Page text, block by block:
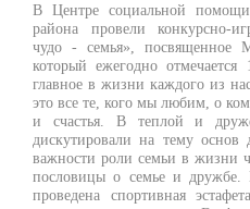
В Центре социальной
района провели конкурсно-
чудо - семья», посвященное
который ежегодно
главное в жизни каждого из
это все те, кого мы любим, о
и счастья. В теплой и
дискутировали на тему
важности роли семьи в жизни
пословицы о семье и дружбе.
проведена спортивная